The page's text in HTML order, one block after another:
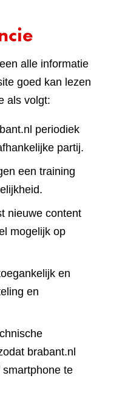
alle informatie
goed kan lezen
als volgt:
periodiek
partij.
een training
nieuwe content
mogelijk op
en
en
brabant.nl
te